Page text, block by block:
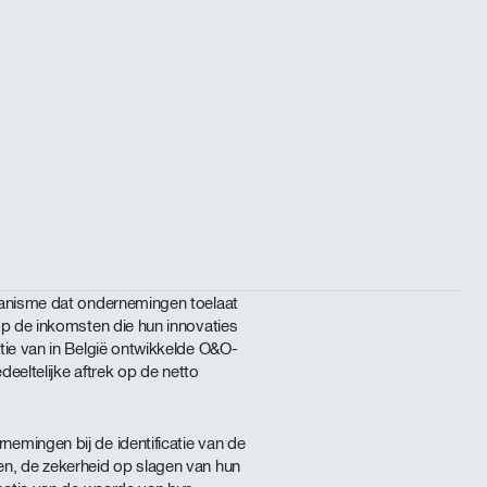
dat ondernemingen toelaat
de inkomsten die hun innovaties
van in België ontwikkelde O&O-
aftrek op de netto
bij de identificatie van de
de zekerheid op slagen van hun